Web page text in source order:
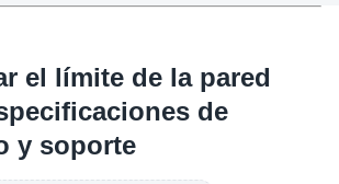
el límite de la pared
de
y soporte